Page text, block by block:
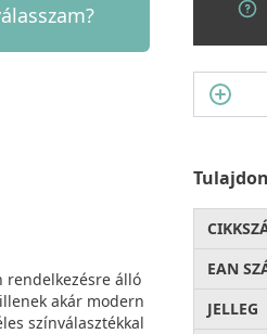
rendelkezésre álló
akár modern
színválasztékkal
EAN
JELLEG